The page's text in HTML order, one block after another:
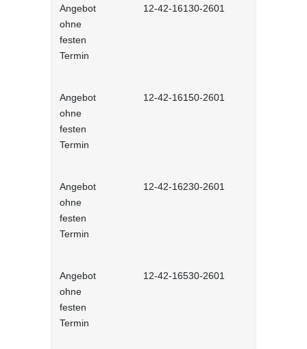
Angebot
ohne
festen
Termin
12-42-16130-2601
Angebot
ohne
festen
Termin
12-42-16150-2601
Angebot
ohne
festen
Termin
12-42-16230-2601
Angebot
ohne
festen
Termin
12-42-16530-2601